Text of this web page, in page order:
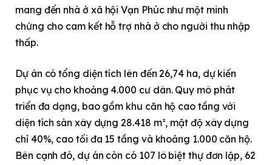
mang đến nhà ở xã hội Vạn Phúc như một minh
chứng cho cam kết hỗ trợ nhà ở cho người thu nhập
thấp.
Dự án có tổng diện tích lên đến 26,74 ha, dự kiến
phục vụ cho khoảng 4.000 cư dân. Quy mô phát
triển đa dạng, bao gồm khu căn hộ cao tầng với
diện tích sàn xây dựng 28.418 m², mật độ xây dựng
chỉ 40%, cao tối đa 15 tầng và khoảng 1.000 căn hộ.
Bên cạnh đó, dự án còn có 107 lô biệt thự đơn lập, 62